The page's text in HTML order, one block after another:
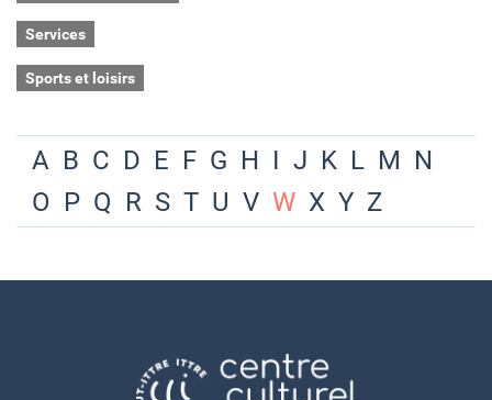
Services
Sports et loisirs
A B C D E F G H I J K L M N
O P Q R S T U V W X Y Z